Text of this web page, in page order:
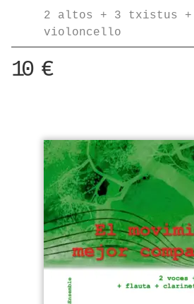
2 altos + 3 txistus +
violoncello
10 €